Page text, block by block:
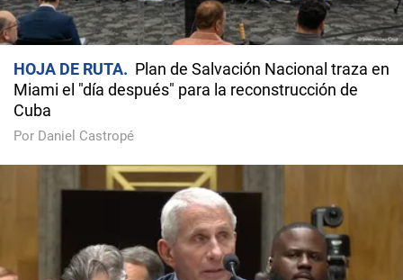
HOJA DE RUTA
Plan de Salvación Nacional traza en
Miami el "día después" para la reconstrucción de
Cuba
Por Daniel Castropé